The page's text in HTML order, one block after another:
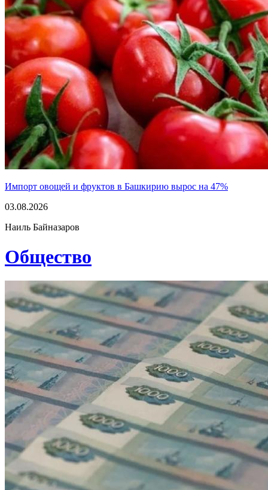
Импорт овощей и фруктов в Башкирию вырос на 47%
03.08.2026
Наиль Байназаров
Общество